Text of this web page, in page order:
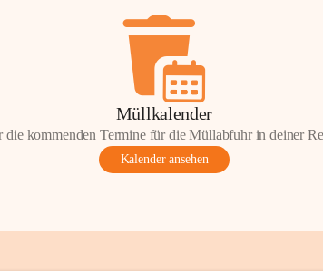
Müllkalender
die kommenden Termine für die Müllabfuhr in deiner
Kalender ansehen